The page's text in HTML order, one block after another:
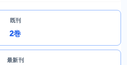
既刊
2巻
最新刊